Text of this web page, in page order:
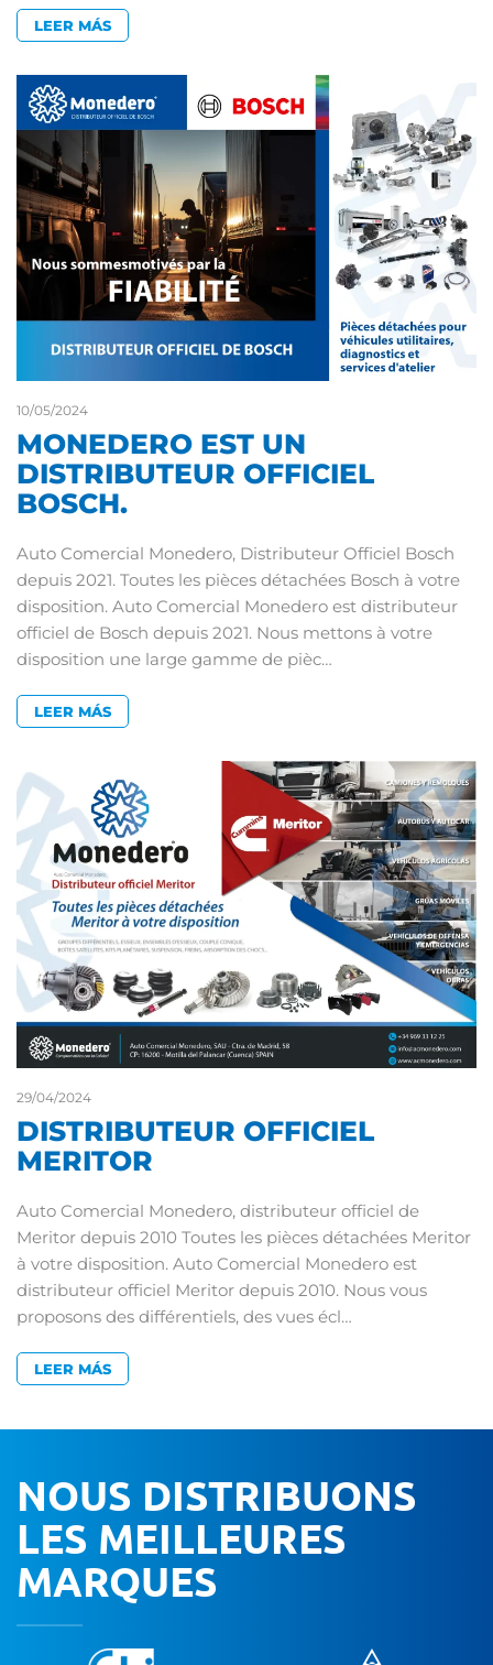
LEER MÁS
10/05/2024
MONEDERO EST UN
DISTRIBUTEUR OFFICIEL
BOSCH.
Auto Comercial Monedero, Distributeur Officiel Bosch
depuis 2021. Toutes les pièces détachées Bosch à votre
disposition. Auto Comercial Monedero est distributeur
officiel de Bosch depuis 2021. Nous mettons à votre
disposition une large gamme de pièc…
LEER MÁS
29/04/2024
DISTRIBUTEUR OFFICIEL
MERITOR
Auto Comercial Monedero, distributeur officiel de
Meritor depuis 2010 Toutes les pièces détachées Meritor
à votre disposition. Auto Comercial Monedero est
distributeur officiel Meritor depuis 2010. Nous vous
proposons des différentiels, des vues écl…
LEER MÁS
NOUS DISTRIBUONS
LES MEILLEURES
MARQUES